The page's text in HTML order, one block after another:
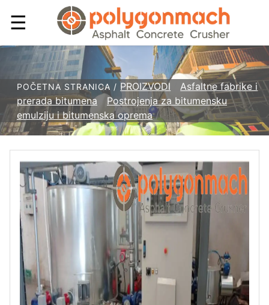
☰
POČETNA STRANICA / PROIZVODI /Asfaltne fabrike i
prerada bitumena
Postrojenja za bitumensku
emulziju i bitumenska oprema/